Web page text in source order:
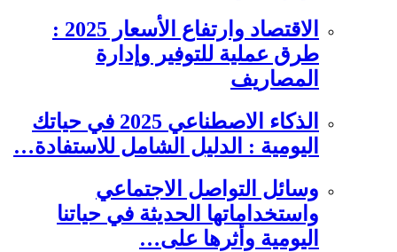
الاقتصاد وارتفاع الأسعار 2025 :
طرق عملية للتوفير وإدارة
المصاريف
الذكاء الاصطناعي 2025 في حياتك
اليومية : الدليل الشامل للاستفادة…
وسائل التواصل الاجتماعي
واستخداماتها الحديثة في حياتنا
اليومية وأثرها على…